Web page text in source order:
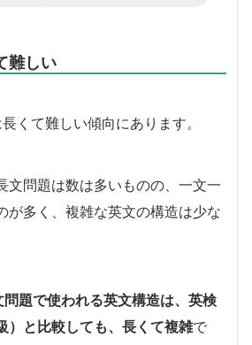
難しい
くて難しい傾向にあります。
文問題は数は多いものの、一文一
が多く、複雑な英文の構造は少な
問題で使われる英文構造は、英検
）と比較しても、長くて複雑で